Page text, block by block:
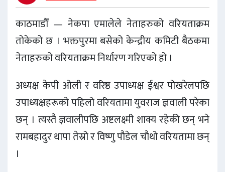
काठमाडौँ — नेकपा एमालेले नेताहरुको वरियताक्रम
तोकेको छ । भक्तपुरमा बसेको केन्द्रीय कमिटी बैठकमा
नेताहरुको वरियताक्रम निर्धारण गरिएको हो ।
अध्यक्ष केपी ओली र वरिष्ठ उपाध्यक्ष ईश्वर पोखरेलपछि
उपाध्यक्षहरूको पहिलो वरियतामा युवराज ज्ञवाली परेका
छन् । त्यस्तै ज्ञवालीपछि अष्टलक्ष्मी शाक्य रहेकी छन् भने
रामबहादुर थापा तेस्रो र विष्णु पौडेल चौथो वरियतामा छन्
।